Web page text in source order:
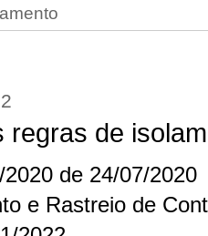
regras de
de 24/07/2020
e Rastreio de